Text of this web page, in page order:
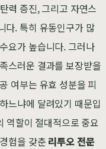
력 증진, 그리고 자연스
다. 특히 유동인구가 많
요가 높습니다. 그러나
스러운 결과를 보장받을
여부는 유효 성분을 피
느냐에 달려있기 때문입
역할이 절대적으로 중요
험을 갖춘 리투오 전문